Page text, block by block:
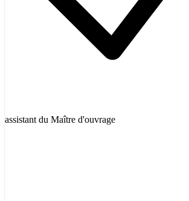
assistant du Maître d'ouvrage